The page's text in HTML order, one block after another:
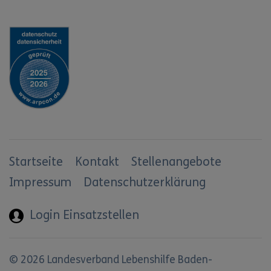
Startseite Kontakt
Stellenangebote
Impressum
Datenschutzerklärung
Login Einsatzstellen
© 2026 Landesverband Lebenshilfe Baden-